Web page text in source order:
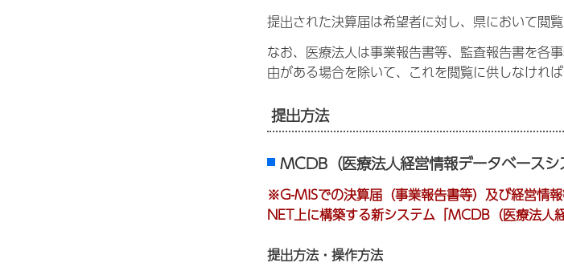
提出された決算届は希望者に対し、県において閲
なお、医療法人は事業報告書等、監査報告書を各
由がある場合を除いて、これを閲覧に供しなけれ
提出方法
MCDB（医療法人経営情報データベース
※G-MISでの決算届（事業報告書等）及び経営情
NET上に構築する新システム「MCDB（医療法人
提出方法・操作方法